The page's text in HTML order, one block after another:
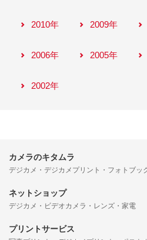
2010年 2009年
2006年 2005年
2002年
カメラのキタムラ
デジカメ・デジカメプリント・フォトブッ
ネットショップ
デジカメ・ビデオカメラ・レンズ・家電
プリントサービス